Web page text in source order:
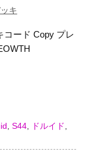
キ
コード Copy プレ
,S44 ドルイド